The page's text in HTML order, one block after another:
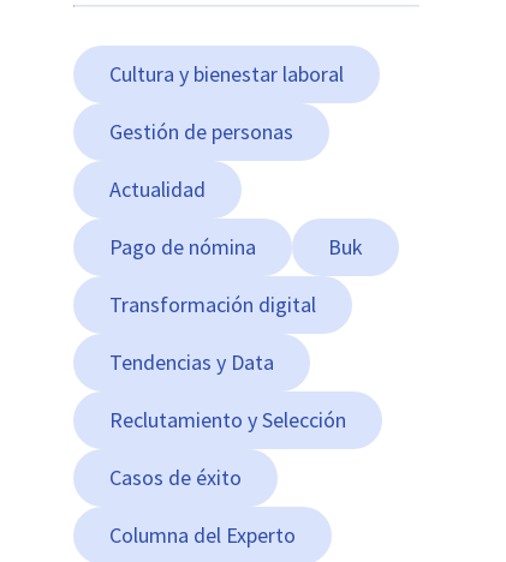
Cultura y bienestar laboral
Gestión de personas
Actualidad
Pago de nómina Buk
Transformación digital
Tendencias y Data
Reclutamiento y Selección
Casos de éxito
Columna del Experto